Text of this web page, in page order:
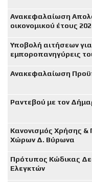
Ανακεφαλαίωση
οικονομικού έτους
Υποβολή αιτήσεων
εμποροπανηγύρεις
Ανακεφαλαίωση
Ραντεβού με τον
Κανονισμός Χρήσης
Χώρων Δ. Βύρωνα
Πρότυπος Κώδικας
Ελεγκτών